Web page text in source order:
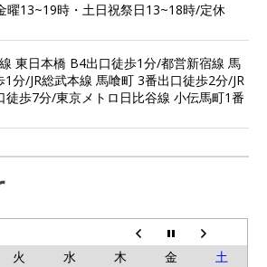
曜13~19時・土日祝祭日13~18時/定休
東日本橋 B4出口徒歩1分/都営新宿線 馬
分/JR総武本線 馬喰町 3番出口徒歩2分/JR
徒歩7分/東京メトロ日比谷線 小伝馬町1番
火 水 木 金
土